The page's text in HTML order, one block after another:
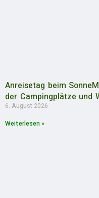
Anreisetag beim
der Campingplätze und
6. August 2026
Weiterlesen »